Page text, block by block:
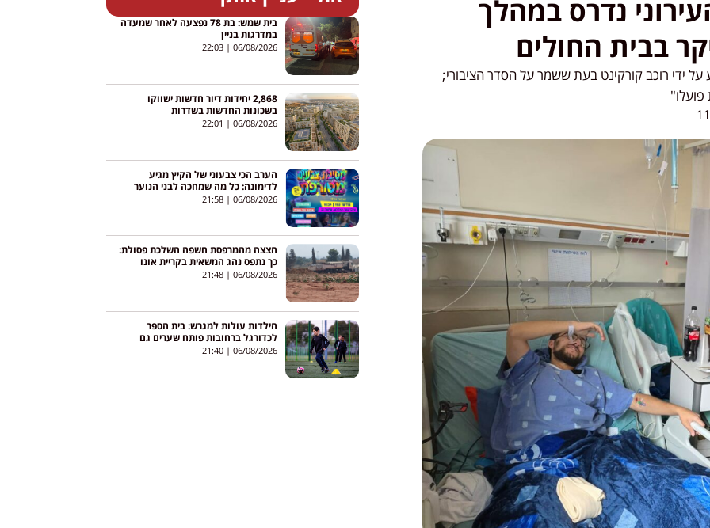
נדרס במהלך
בבית החולים
ידי רוכב קורקינט בעת ששמר על הסדר הציבורי;
בית שמש: בת 78 נפצעה לאחר שמעדה
במדרגות בניין
06/08/2026
22:03
2,868 יחידות דיור חדשות ישווקו
בשכונות החדשות בשדרות
06/08/2026
הערב הכי צבעוני של הקיץ מגיע
לדימונה: כל מה שמחכה לבני הנוער
06/08/2026
21:58
הצצה מהמרפסת חשפה השלכת פסולת:
כך נתפס נהג המשאית בקריית אונו
06/08/2026
21:48
הילדות עולות למגרש: בית הספר
לכדורגל ברחובות פותח שערים גם
לבנות
06/08/2026
21:40